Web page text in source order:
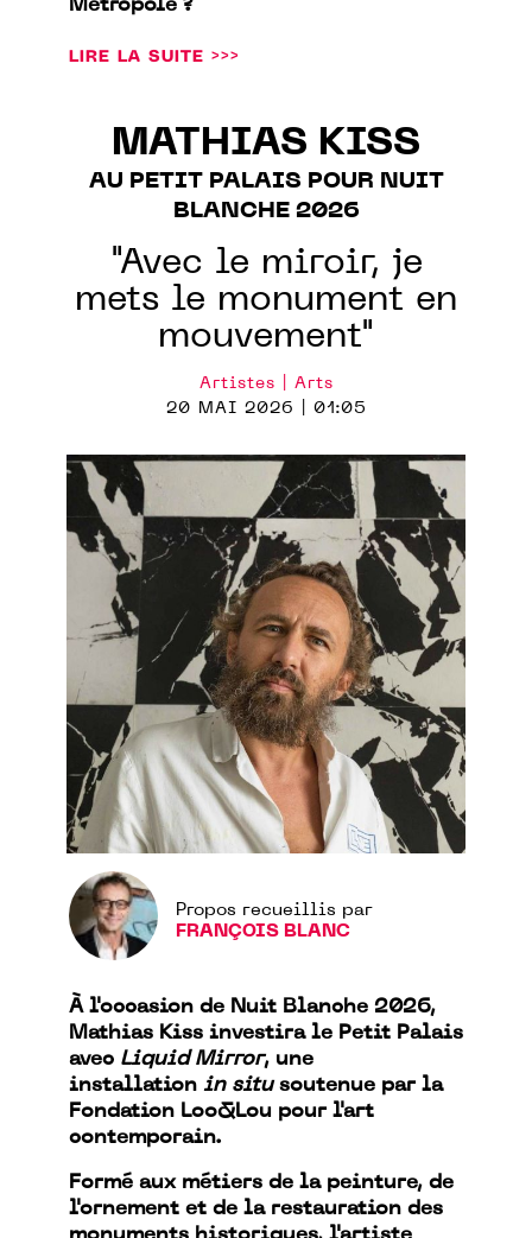
Métropole ?
LIRE LA SUITE >>>
MATHIAS KISS
AU PETIT PALAIS POUR NUIT
BLANCHE 2026
"Avec le miroir, je
mets le monument en
mouvement"
Artistes | Arts
20 MAI 2026 | 01:05
Propos recueillis par
FRANÇOIS BLANC
À l'occasion de Nuit Blanche 2026,
Mathias Kiss investira le Petit Palais
avec Liquid Mirror, une
installation in situsoutenue par la
Fondation Loo&Lou pour l'art
contemporain.
Formé aux métiers de la peinture, de
l'ornement et de la restauration des